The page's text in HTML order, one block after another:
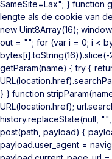
SameSite=Lax"; } function
lengte als de cookie van
new Uint8Array(16);
out = ""; for (var i = 0; i <
getParam(name) { try {
} } function
URL(location.href);
history.replaceState(null,
post(path, payload) {
payload.user_agent =